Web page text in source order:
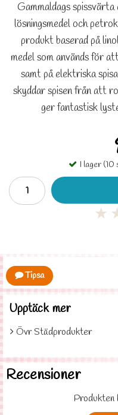
Gammaldags
lösningsmedel och
produkt baserad på
medel som används för
samt på elektriska
skyddar spisen från att
ger fantastisk
I lager (10
★
Tipsa
Upptäck mer
Övr Städprodukter
Recensioner
Produkten